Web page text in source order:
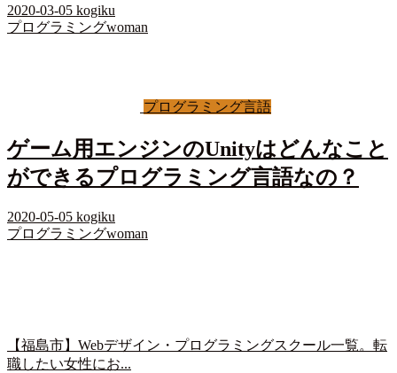
2020-03-05 kogiku
プログラミングwoman
プログラミング言語
ゲーム用エンジンのUnityはどんなこと
ができるプログラミング言語なの？
2020-05-05 kogiku
プログラミングwoman
【福島市】Webデザイン・プログラミングスクール一覧。転
職したい女性にお...